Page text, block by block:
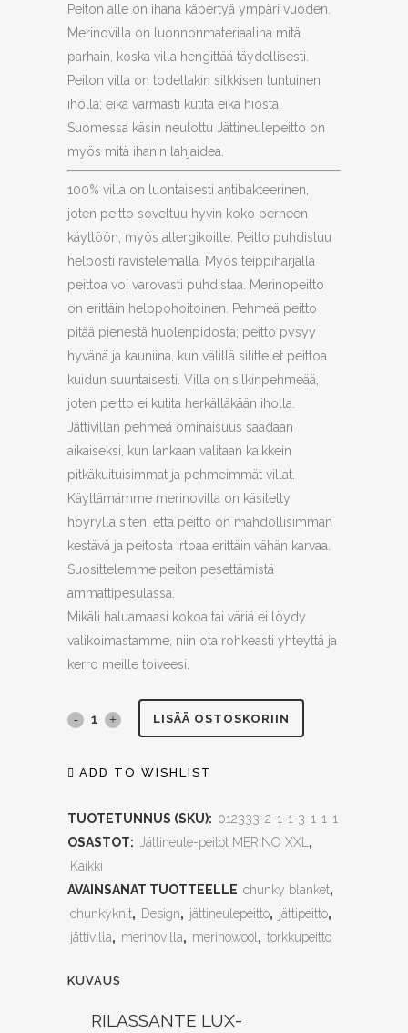
Peiton alle on ihana käpertyä ympäri vuoden.
Merinovilla on luonnonmateriaalina mitä
parhain, koska villa hengittää täydellisesti.
Peiton villa on todellakin silkkisen tuntuinen
iholla; eikä varmasti kutita eikä hiosta.
Suomessa käsin neulottu Jättineulepeitto on
myös mitä ihanin lahjaidea.
100% villa on luontaisesti antibakteerinen,
joten peitto soveltuu hyvin koko perheen
käyttöön, myös allergikoille. Peitto puhdistuu
helposti ravistelemalla. Myös teippiharjalla
peittoa voi varovasti puhdistaa. Merinopeitto
on erittäin helppohoitoinen. Pehmeä peitto
pitää pienestä huolenpidosta; peitto pysyy
hyvänä ja kauniina, kun välillä silittelet peittoa
kuidun suuntaisesti. Villa on silkinpehmeää,
joten peitto ei kutita herkälläkään iholla.
Jättivillan pehmeä ominaisuus saadaan
aikaiseksi, kun lankaan valitaan kaikkein
pitkäkuituisimmat ja pehmeimmät villat.
Käyttämämme merinovilla on käsitelty
höyryllä siten, että peitto on mahdollisimman
kestävä ja peitosta irtoaa erittäin vähän karvaa.
Suosittelemme peiton pesettämistä
ammattipesulassa.
Mikäli haluamaasi kokoa tai väriä ei löydy
valikoimastamme, niin ota rohkeasti yhteyttä ja
kerro meille toiveesi.
Jättineulepeitto,
pinkki,
quantity
LISÄÄ OSTOSKORIIN
ADD TO WISHLIST
TUOTETUNNUS (SKU): 012333-2-1-1-3-1-1-1
OSASTOT:
Jättineule-peitot MERINO XXL ,
Kaikki
AVAINSANAT TUOTTEELLE chunky blanket,
chunkyknit, Design, jättineulepeitto, jättipeitto,
jättivilla, merinovilla, merinowool , torkkupeitto
KUVAUS
RILASSANTE LUX-